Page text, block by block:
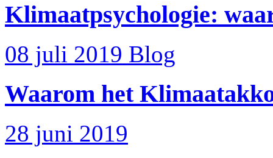
Klimaatpsychologie:
08 juli 2019 Blog
Waarom het
28 juni 2019